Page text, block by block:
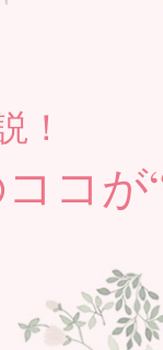
！
ココが